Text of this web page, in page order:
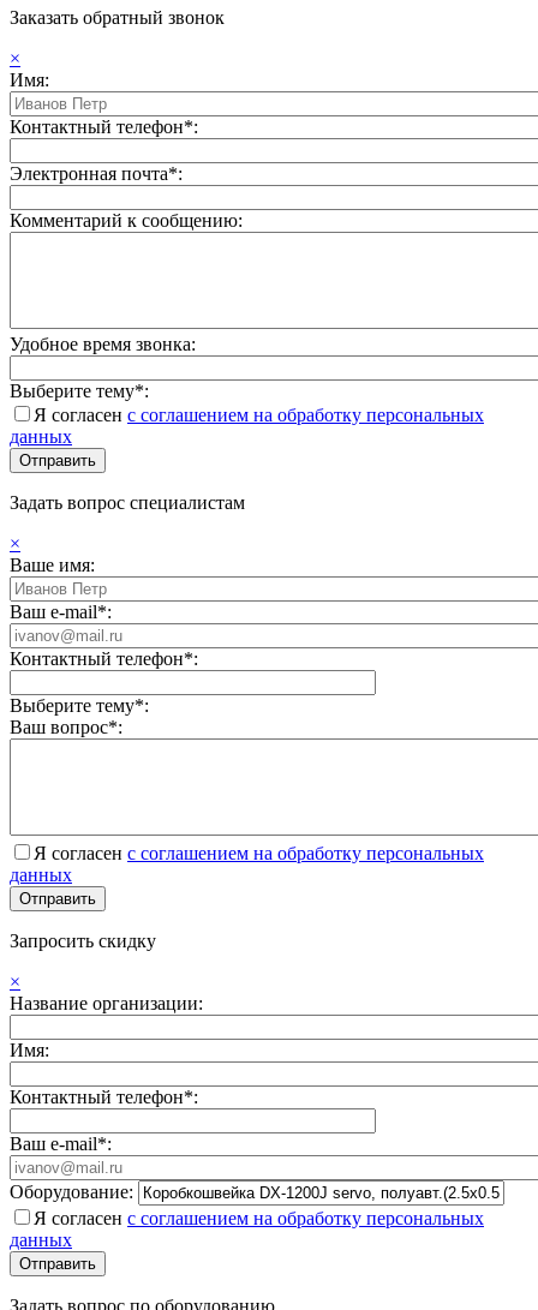
Заказать обратный звонок
×
Имя:
Контактный телефон*:
Электронная почта*:
Комментарий к сообщению:
Удобное время звонка:
Выберите тему*:
Я согласен с соглашением на обработку персональных
данных
Задать вопрос специалистам
×
Ваше имя:
Ваш e-mail*:
Контактный телефон*:
Выберите тему*:
Ваш вопрос*:
Я согласен с соглашением на обработку персональных
данных
Запросить скидку
×
Название организации:
Имя:
Контактный телефон*:
Ваш e-mail*:
Оборудование:
Я согласен с соглашением на обработку персональных
данных
Задать вопрос по оборудованию